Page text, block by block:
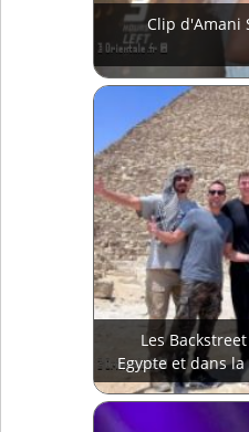
Clip d'Amani
Les
Egypte et dans